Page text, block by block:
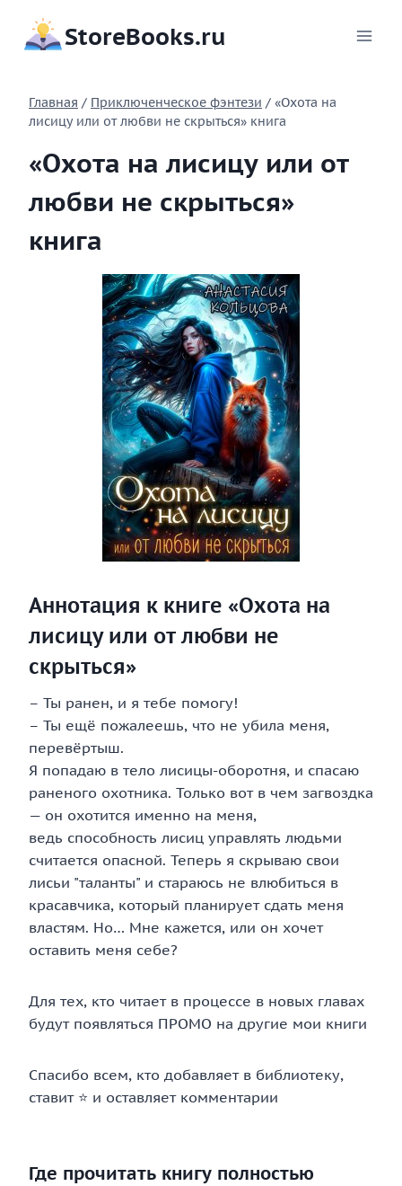
содержимому
StoreBooks.ru
Главная / Приключенческое фэнтези / «Охота на
лисицу или от любви не скрыться» книга
«Охота на лисицу или от
любви не скрыться»
книга
Аннотация к книге «Охота на
лисицу или от любви не
скрыться»
– Ты ранен, и я тебе помогу!
– Ты ещё пожалеешь, что не убила меня,
перевëртыш.
Я попадаю в тело лисицы-оборотня, и спасаю
раненого охотника. Только вот в чем загвоздка
— он охотится именно на меня,
ведь способность лисиц управлять людьми
считается опасной. Теперь я скрываю свои
лисьи "таланты" и стараюсь не влюбиться в
красавчика, который планирует сдать меня
властям. Но… Мне кажется, или он хочет
оставить меня себе?
Для тех, кто читает в процессе в новых главах
будут появляться ПРОМО на другие мои книги
Спасибо всем, кто добавляет в библиотеку,
ставит ⭐ и оставляет комментарии
Где прочитать книгу полностью